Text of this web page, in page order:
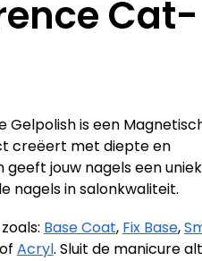
Cat-
is een
creëert met diepte en
jouw nagels een
nagels in salonkwaliteit.
Base Coat, Fix Base,
Acryl. Sluit de manicure